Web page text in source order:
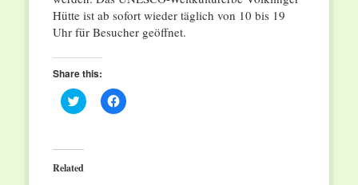
Hütte ist ab sofort wieder täglich von 10 bis 19
Uhr für Besucher geöffnet.
Share this:
Click
to
(Opens
in
new
Click
to
Related